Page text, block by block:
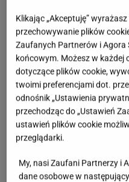
metraży i stylów wnętrz.
Klikając „Akceptuję”
przechowywanie plików
Zaufanych Partnerów i Agora
końcowym. Możesz w każdej
dotyczące plików cookie,
twoimi preferencjami dot.
odnośnik „Ustawienia
przechodząc do „Ustawień
ustawień plików cookie
przeglądarki.
My, nasi Zaufani Partnerzy i
dane osobowe w